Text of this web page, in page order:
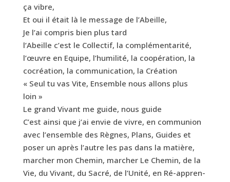
ça vibre,
Et oui il était là le message de l’Abeille,
Je l’ai compris bien plus tard
l’Abeille c’est le Collectif, la complémentarité,
l’œuvre en Equipe, l’humilité, la coopération, la
cocréation, la communication, la Création
« Seul tu vas Vite, Ensemble nous allons plus
loin »
Le grand Vivant me guide, nous guide
C’est ainsi que j’ai envie de vivre, en communion
avec l’ensemble des Règnes, Plans, Guides et
poser un après l’autre les pas dans la matière,
marcher mon Chemin, marcher Le Chemin, de la
Vie, du Vivant, du Sacré, de l’Unité, en Ré-appren-